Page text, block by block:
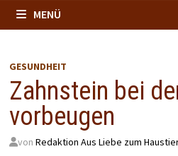
MENÜ
GESUNDHEIT
Zahnstein bei
vorbeugen
von Redaktion Aus Liebe zum